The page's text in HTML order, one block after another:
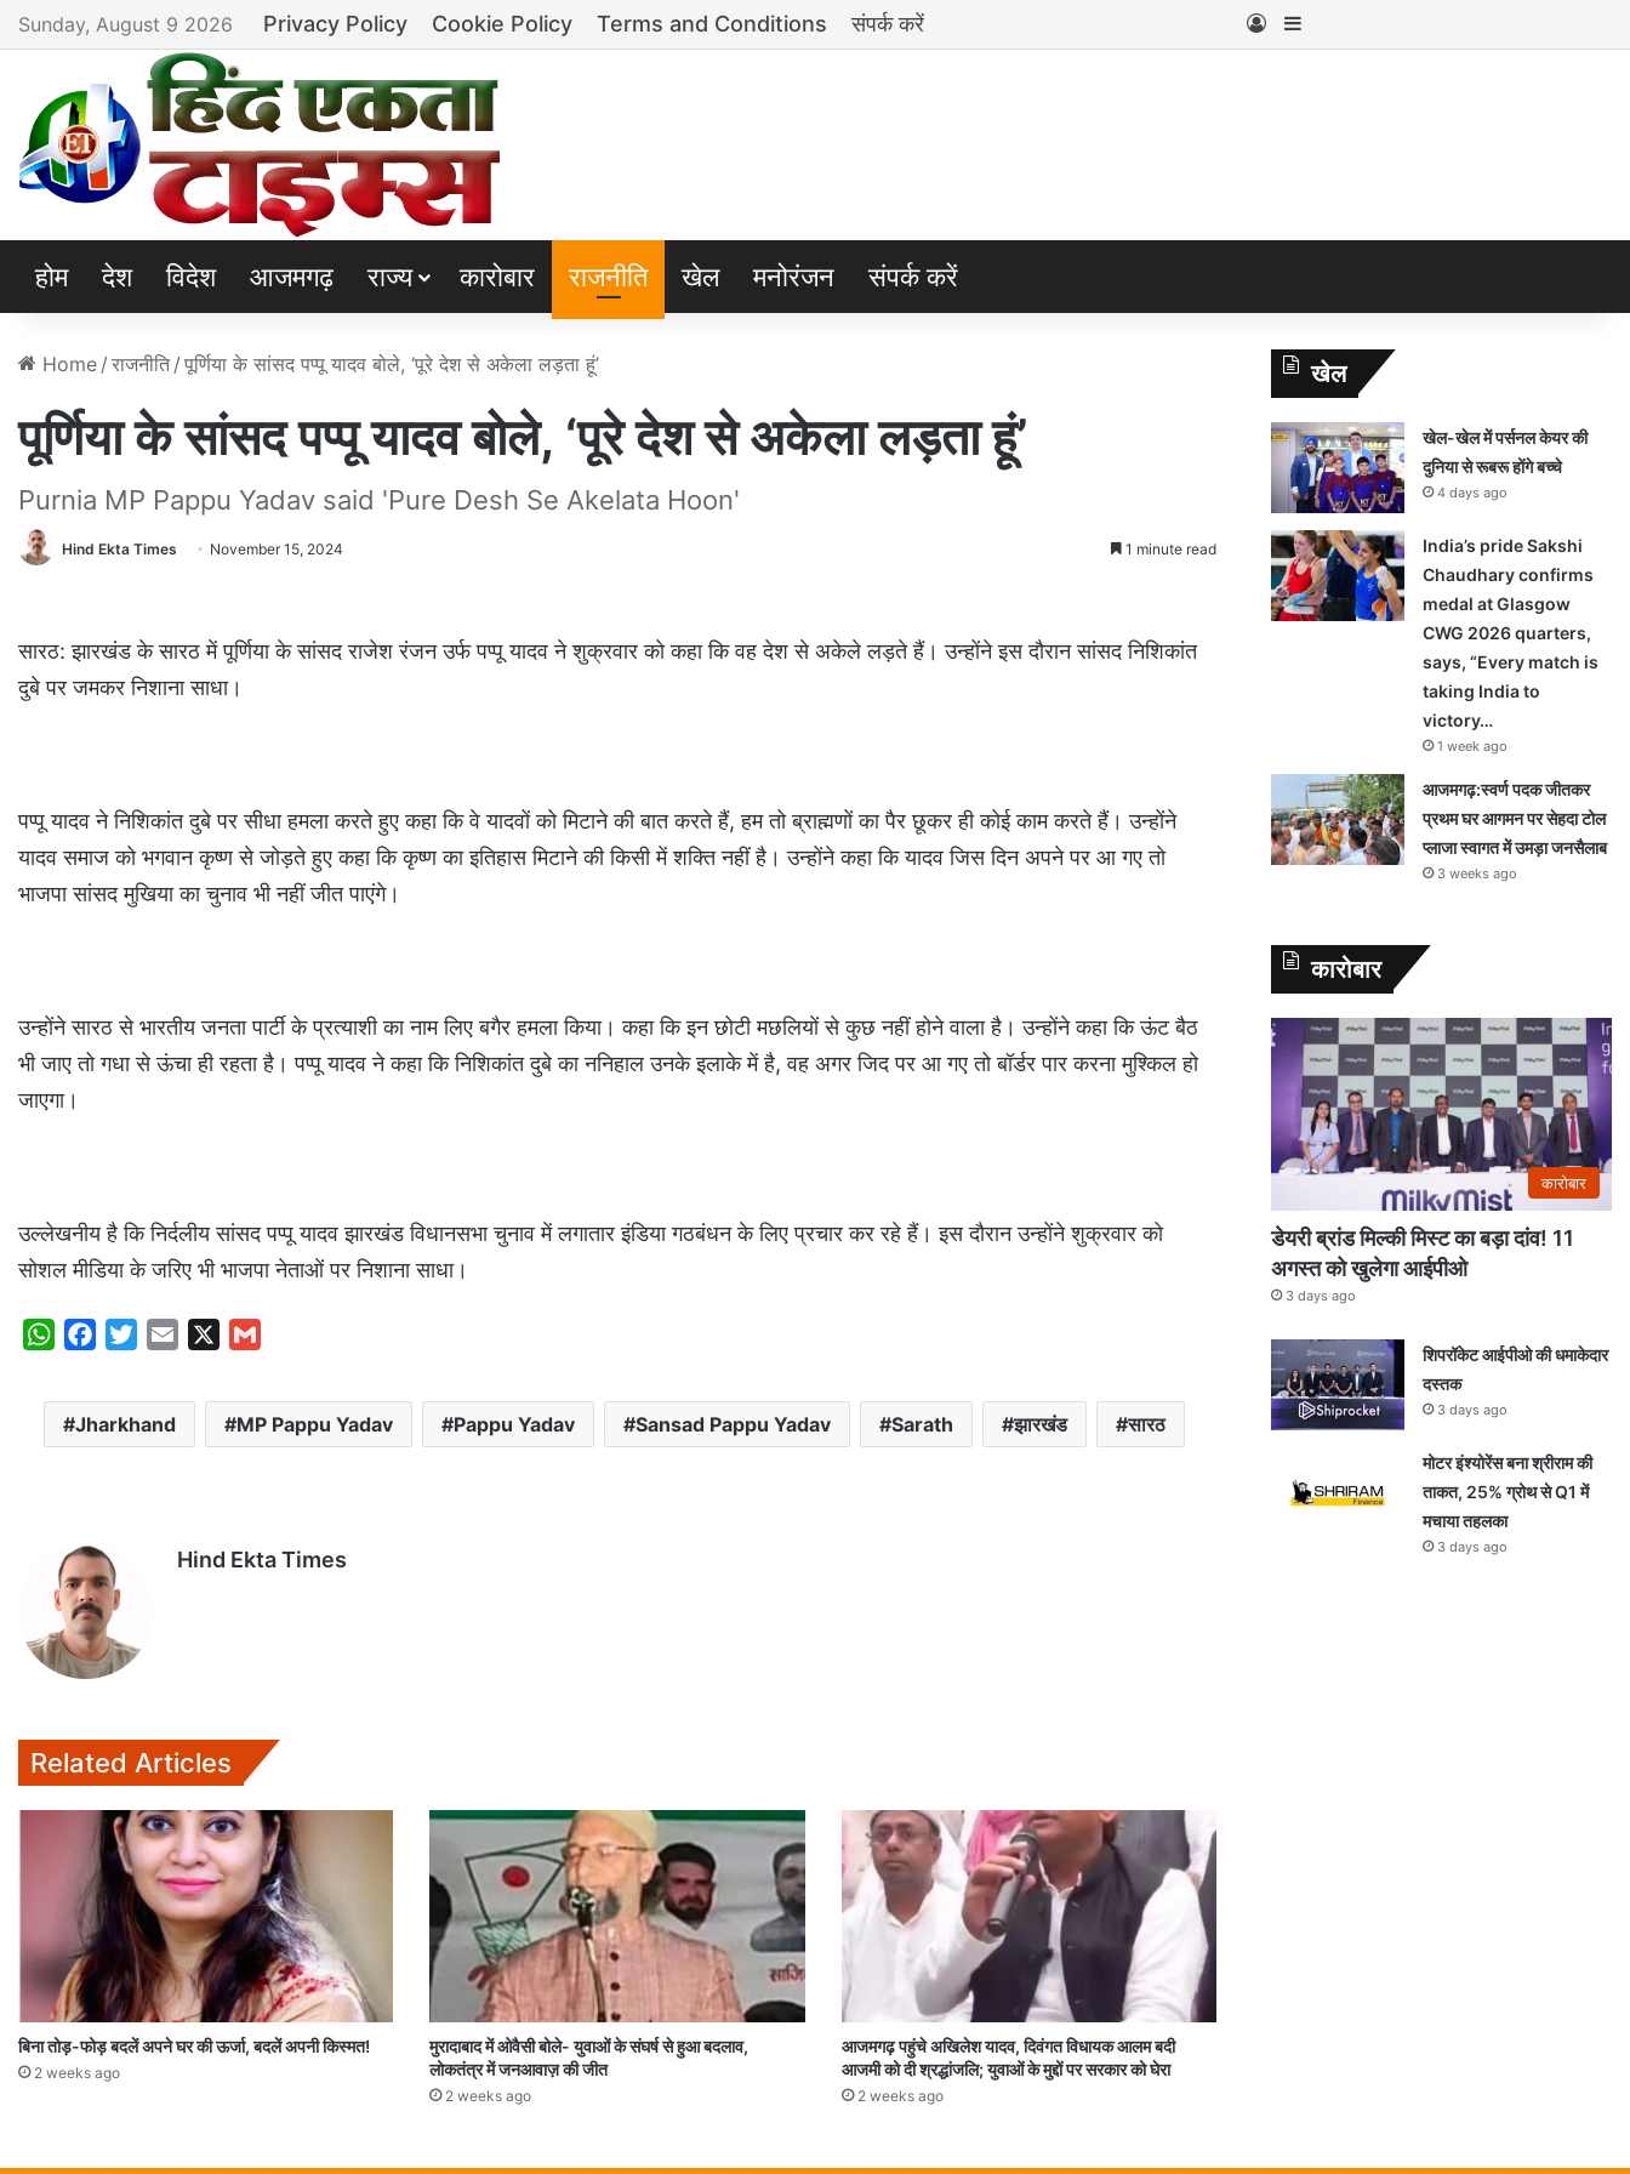
Sunday, August 9 2026 Privacy Policy Cookie Policy Terms and Conditions संपर्क करें Log InSidebar
होम देश विदेश आजमगढ़ राज्य कारोबार राजनीति खेल मनोरंजन संपर्क करें
Home / राजनीति / पूर्णिया के सांसद पप्पू यादव बोले, ‘पूरे देश से अकेला लड़ता हूं’
पूर्णिया के सांसद पप्पू यादव बोले, ‘पूरे देश से अकेला लड़ता हूं’
Purnia MP Pappu Yadav said 'Pure Desh Se Akelata Hoon'
Hind Ekta Times November 15, 2024 1 minute read
सारठ: झारखंड के सारठ में पूर्णिया के सांसद राजेश रंजन उर्फ पप्पू यादव ने शुक्रवार को कहा कि वह देश से अकेले लड़ते हैं। उन्होंने इस दौरान सांसद निशिकांत
दुबे पर जमकर निशाना साधा।
पप्पू यादव ने निशिकांत दुबे पर सीधा हमला करते हुए कहा कि वे यादवों को मिटाने की बात करते हैं, हम तो ब्राह्मणों का पैर छूकर ही कोई काम करते हैं। उन्होंने
यादव समाज को भगवान कृष्ण से जोड़ते हुए कहा कि कृष्ण का इतिहास मिटाने की किसी में शक्ति नहीं है। उन्होंने कहा कि यादव जिस दिन अपने पर आ गए तो
भाजपा सांसद मुखिया का चुनाव भी नहीं जीत पाएंगे।
उन्होंने सारठ से भारतीय जनता पार्टी के प्रत्याशी का नाम लिए बगैर हमला किया। कहा कि इन छोटी मछलियों से कुछ नहीं होने वाला है। उन्होंने कहा कि ऊंट बैठ
भी जाए तो गधा से ऊंचा ही रहता है। पप्पू यादव ने कहा कि निशिकांत दुबे का ननिहाल उनके इलाके में है, वह अगर जिद पर आ गए तो बॉर्डर पार करना मुश्किल हो
जाएगा।
उल्लेखनीय है कि निर्दलीय सांसद पप्पू यादव झारखंड विधानसभा चुनाव में लगातार इंडिया गठबंधन के लिए प्रचार कर रहे हैं। इस दौरान उन्होंने शुक्रवार को
सोशल मीडिया के जरिए भी भाजपा नेताओं पर निशाना साधा।
W
a
p
c
e
k
i
t
a
a
i
Jharkhand MP Pappu Yadav Pappu Yadav Sansad Pappu Yadav Sarath झारखंड सारठ
Hind Ekta Times
Related Articles
बिना तोड़-फोड़ बदलें अपने घर की ऊर्जा, बदलें अपनी किस्मत!
2 weeks ago
मुरादाबाद में ओवैसी बोले- युवाओं के संघर्ष से हुआ बदलाव,
लोकतंत्र में जनआवाज़ की जीत
2 weeks ago
आजमगढ़ पहुंचे अखिलेश यादव, दिवंगत विधायक आलम बदी
आजमी को दी श्रद्धांजलि; युवाओं के मुद्दों पर सरकार को घेरा
2 weeks ago
खेल
खेल-खेल में पर्सनल केयर की
दुनिया से रूबरू होंगे बच्चे
4 days ago
India’s pride Sakshi
Chaudhary confirms
medal at Glasgow
CWG 2026 quarters,
says, “Every match is
taking India to
victory…
1 week ago
आजमगढ़:स्वर्ण पदक जीतकर
प्रथम घर आगमन पर सेहदा टोल
प्लाजा स्वागत में उमड़ा जनसैलाब
3 weeks ago
कारोबार
कारोबार
डेयरी ब्रांड मिल्की मिस्ट का बड़ा दांव! 11
अगस्त को खुलेगा आईपीओ
3 days ago
शिपरॉकेट आईपीओ की धमाकेदार
दस्तक
3 days ago
मोटर इंश्योरेंस बना श्रीराम की
ताकत, 25% ग्रोथ से Q1 में
मचाया तहलका
3 days ago